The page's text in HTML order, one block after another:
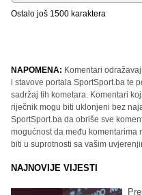
Ostalo još 1500 karaktera
NAPOMENA: Komentari
i stavove portala SportSport.ba te
sadržaj tih kometara. Komentari
riječnik mogu biti uklonjeni bez
SportSport.ba da obriše sve
mogućnost da među komentarima
biti u suprotnosti sa vašim
NAJNOVIJE VIJESTI